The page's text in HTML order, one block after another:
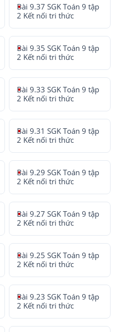
Bài 9.37 SGK Toán 9 tập
2 Kết nối tri thức
Bài 9.35 SGK Toán 9 tập
2 Kết nối tri thức
Bài 9.33 SGK Toán 9 tập
2 Kết nối tri thức
Bài 9.31 SGK Toán 9 tập
2 Kết nối tri thức
Bài 9.29 SGK Toán 9 tập
2 Kết nối tri thức
Bài 9.27 SGK Toán 9 tập
2 Kết nối tri thức
Bài 9.25 SGK Toán 9 tập
2 Kết nối tri thức
Bài 9.23 SGK Toán 9 tập
2 Kết nối tri thức